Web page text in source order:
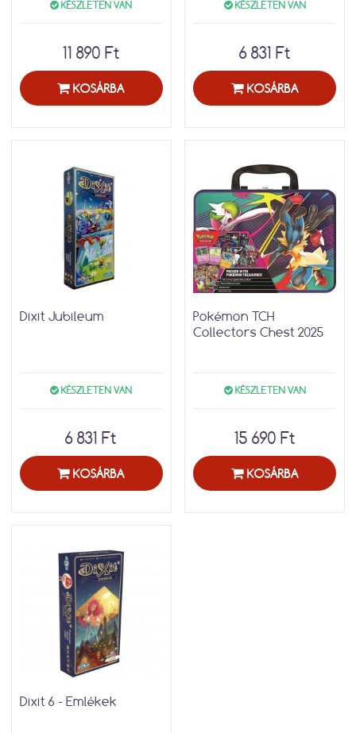
KÉSZLETEN VAN
11 890 Ft
KOSÁRBA
KÉSZLETEN VAN
6 831 Ft
KOSÁRBA
Dixit Jubileum
KÉSZLETEN VAN
6 831 Ft
KOSÁRBA
Pokémon TCH
Collectors Chest 2025
KÉSZLETEN VAN
15 690 Ft
KOSÁRBA
Dixit 6 - Emlékek